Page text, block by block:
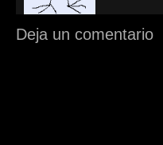
Deja un comentario